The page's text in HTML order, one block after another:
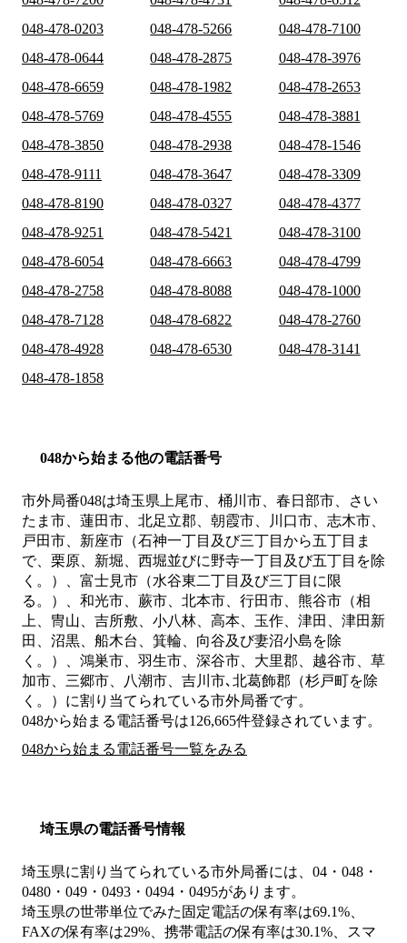
048-478-0203
048-478-5266
048-478-7100
048-478-0644
048-478-2875
048-478-3976
048-478-6659
048-478-1982
048-478-2653
048-478-5769
048-478-4555
048-478-3881
048-478-3850
048-478-2938
048-478-1546
048-478-9111
048-478-3647
048-478-3309
048-478-8190
048-478-0327
048-478-4377
048-478-9251
048-478-5421
048-478-3100
048-478-6054
048-478-6663
048-478-4799
048-478-2758
048-478-8088
048-478-1000
048-478-7128
048-478-6822
048-478-2760
048-478-4928
048-478-6530
048-478-3141
048-478-1858
048から始まる他の電話番号
市外局番048は埼玉県上尾市、桶川市、春日部市、さい
たま市、蓮田市、北足立郡、朝霞市、川口市、志木市、
戸田市、新座市（石神一丁目及び三丁目から五丁目ま
で、栗原、新堀、西堀並びに野寺一丁目及び五丁目を除
く。）、富士見市（水谷東二丁目及び三丁目に限
る。）、和光市、蕨市、北本市、行田市、熊谷市（相
上、冑山、吉所敷、小八林、高本、玉作、津田、津田新
田、沼黒、船木台、箕輪、向谷及び妻沼小島を除
く。）、鴻巣市、羽生市、深谷市、大里郡、越谷市、草
加市、三郷市、八潮市、吉川市､北葛飾郡（杉戸町を除
く。） に割り当てられている市外局番です。
048から始まる電話番号は126,665件登録されています。
048から始まる電話番号一覧をみる
埼玉県の電話番号情報
埼玉県に割り当てられている市外局番には、04・048・
0480・049・0493・0494・0495があります。
埼玉県の世帯単位でみた固定電話の保有率は69.1%、
FAXの保有率は29%、携帯電話の保有率は30.1%、スマ